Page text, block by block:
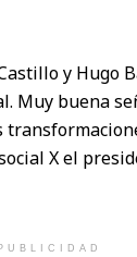
y Hugo
Muy buena
X el